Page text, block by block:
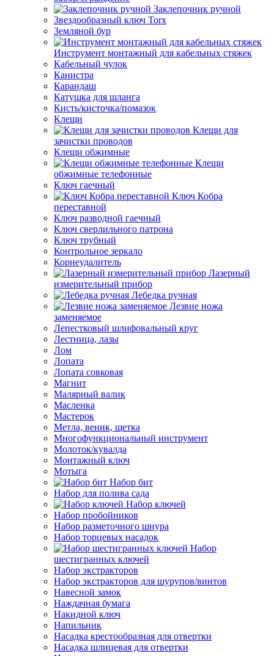
Заклепочник ручной
Звездообразный ключ Torx
Земляной бур
Инструмент монтажный для кабельных стяжек
Кабельный чулок
Канистра
Карандаш
Катушка для шланга
Кисть/кисточка/помазок
Клещи
Клещи для
зачистки проводов
Клещи обжимные
Клещи
обжимные телефонные
Ключ гаечный
Ключ Кобра
переставной
Ключ разводной гаечный
Ключ сверлильного патрона
Ключ трубный
Контрольное зеркало
Корнеудалитель
Лазерный
измерительный прибор
Лебедка ручная
Лезвие ножа
заменяемое
Лепестковый шлифовальный круг
Лестница, лазы
Лом
Лопата
Лопата совковая
Магнит
Малярный валик
Масленка
Мастерок
Метла, веник, щетка
Многофункциональный инструмент
Молоток/кувалда
Монтажный ключ
Мотыга
Набор бит
Набор для полива сада
Набор ключей
Набор пробойников
Набор разметочного шнура
Набор торцевых насадок
Набор
шестигранных ключей
Набор экстракторов
Набор экстракторов для шурупов/винтов
Навесной замок
Наждачная бумага
Накидной ключ
Напильник
Насадка крестообразная для отвертки
Насадка шлицевая для отвертки